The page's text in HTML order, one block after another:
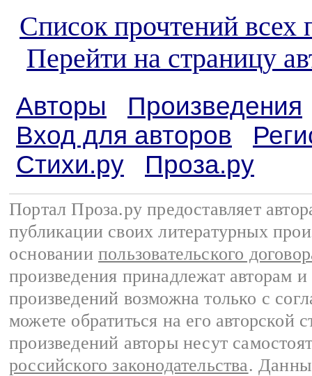
Список прочтений всех
Перейти на страницу
Авторы
Произведения
Вход для авторов
Стихи.ру
Проза.ру
Портал Проза.ру предоставляет
публикации своих литературных
основании пользовательского
произведения принадлежат авторам
произведений возможна только с
можете обратиться на его авторской
произведений авторы несут
российского законодательства.